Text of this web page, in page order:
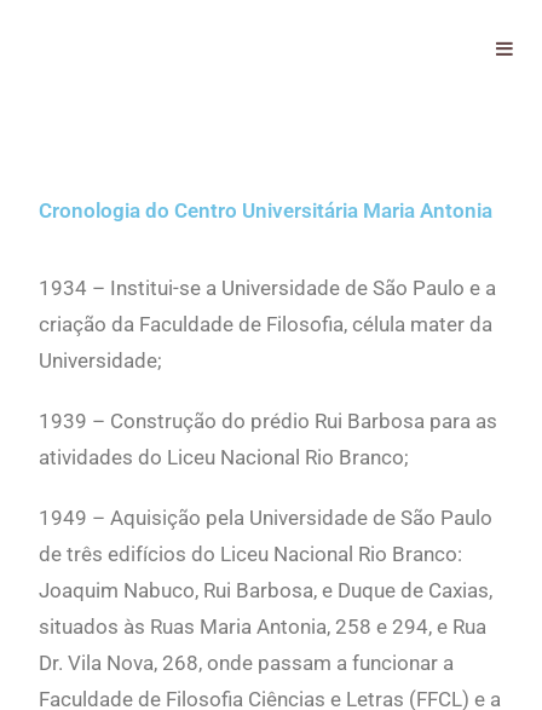
Cronologia do Centro Universitária Maria Antonia
1934 – Institui-se a Universidade de São Paulo e a
criação da Faculdade de Filosofia, célula mater da
Universidade;
1939 – Construção do prédio Rui Barbosa para as
atividades do Liceu Nacional Rio Branco;
1949 – Aquisição pela Universidade de São Paulo
de três edifícios do Liceu Nacional Rio Branco:
Joaquim Nabuco, Rui Barbosa, e Duque de Caxias,
situados às Ruas Maria Antonia, 258 e 294, e Rua
Dr. Vila Nova, 268, onde passam a funcionar a
Faculdade de Filosofia Ciências e Letras (FFCL) e a